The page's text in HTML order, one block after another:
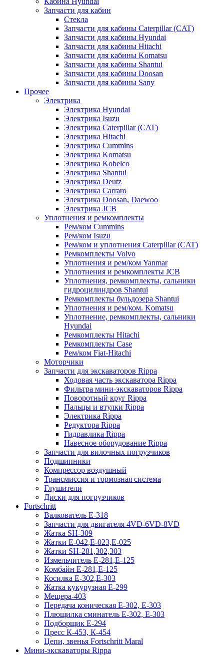
Запчасти для кабин
Стекла
Запчасти для кабины Caterpillar (CAT)
Запчасти для кабины Hyundai
Запчасти для кабины Hitachi
Запчасти для кабины Komatsu
Запчасти для кабины Shantui
Запчасти для кабины Doosan
Запчасти для кабины Sany
Прочее
Электрика
Электрика Hyundai
Электрика Isuzu
Электрика Caterpillar (CAT)
Электрика Hitachi
Электрика Cummins
Электрика Komatsu
Электрика Kobelco
Электрика Shantui
Электрика Deutz
Электрика Carraro
Электрика Doosan, Daewoo
Электрика JCB
Уплотнения и ремкомплекты
Рем/ком Cummins
Рем/ком Isuzu
Рем/ком и уплотнения Caterpillar (CAT)
Ремкомплекты Volvo
Уплотнения и рем/ком Yanmar
Уплотнения и ремкомплекты JCB
Уплотнения, ремкомплекты, сальники
гидроцилиндров Shantui
Ремкомплекты бульдозера Shantui
Уплотнения и рем/ком. Komatsu
Уплотнение, ремкомплекты, сальники
Hyundai
Ремкомплекты Hitachi
Ремкомплекты Case
Рем/ком Fiat-Hitachi
Моторчики
Запчасти для экскаваторов Rippa
Ходовая часть экскаватора Rippa
Фильтра мини-экскаваторов Rippa
Поворотный круг Rippa
Пальцы и втулки Rippa
Электрика Rippa
Редуктора Rippa
Гидравлика Rippa
Навесное оборудование Rippa
Запчасти для вилочных погрузчиков
Подшипники
Компрессор воздушный
Трансмиссия и тормозная система
Глушители
Диски для погрузчиков
Fortschritt
Валкователь Е-318
Запчасти для двигателя 4VD-6VD-8VD
Жатка SH-309
Жатки Е-042,Е-023,Е-025
Жатки SH-281,302,303
Измельчитель Е-281,Е-125
Комбайн Е-281,Е-125
Косилка Е-302,Е-303
Жатка кукурузная Е-299
Мещера-403
Передача коническая Е-302, Е-303
Плющилка сминатель Е-302, Е-303
Подборщик Е-294
Пресс К-453, К-454
Цепи, звенья Fortschritt Maral
Мини-экскаваторы Rippa